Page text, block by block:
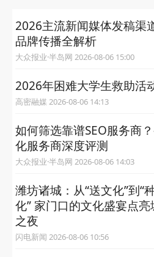
2026主流新闻媒体发稿渠
品牌传播全解析
大众报业·半岛网 2026-08-06 15:00
2026年困难大学生救助活
高密融媒 2026-08-06 14:13
如何筛选靠谱SEO服务商
化服务商深度评测
大众报业·半岛网 2026-08-06 14:03
潍坊诸城：从“送文化”到“
化” 家门口的文化盛宴点亮
之夜
闪电新闻 2026-08-06 10:56